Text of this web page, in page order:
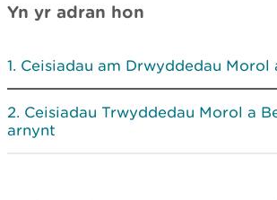
Yn yr adran hon
Ceisiadau am Drwyddedau Morol
Ceisiadau Trwyddedau Morol a
arnynt